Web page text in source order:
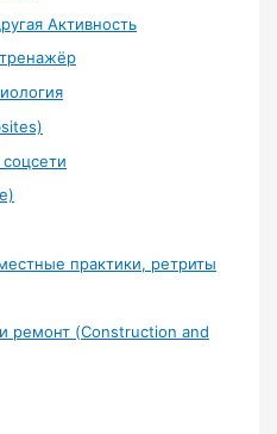
Активность
практики, ретриты
ремонт (Construction and